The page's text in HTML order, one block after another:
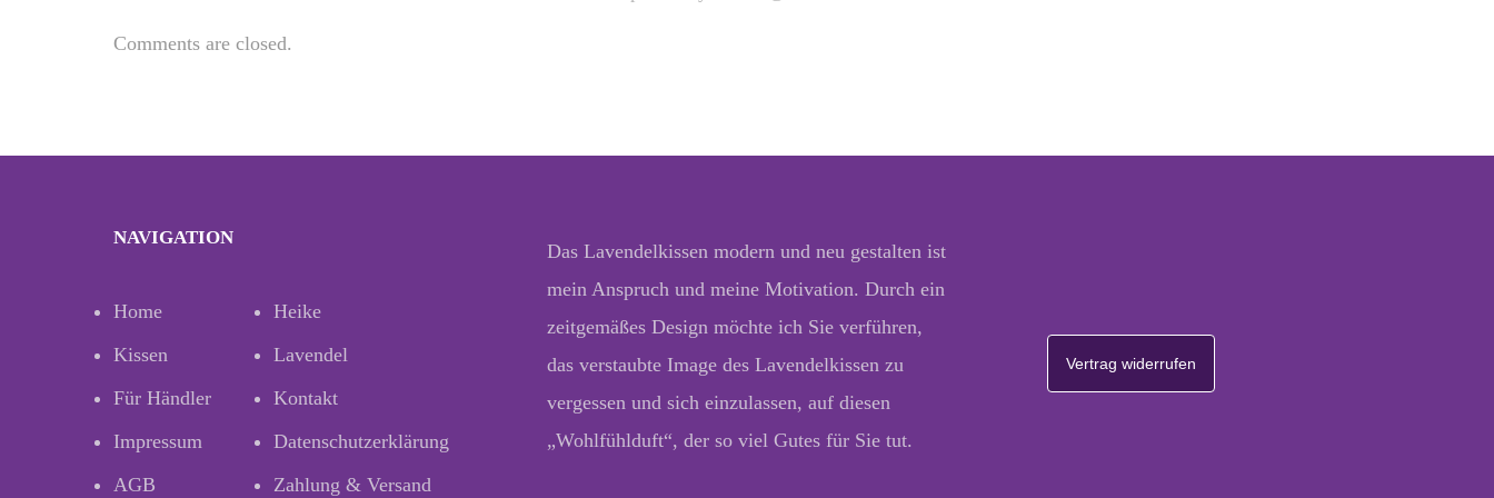
Comments are closed.
NAVIGATION
Home
Heike
Kissen
Lavendel
Für Händler
Kontakt
Impressum
Datenschutzerklärung
AGB
Zahlung & Versand
Das Lavendelkissen modern und neu gestalten ist
mein Anspruch und meine Motivation. Durch ein
zeitgemäßes Design möchte ich Sie verführen,
das verstaubte Image des Lavendelkissen zu
vergessen und sich einzulassen, auf diesen
„Wohlfühlduft“, der so viel Gutes für Sie tut.
Vertrag widerrufen